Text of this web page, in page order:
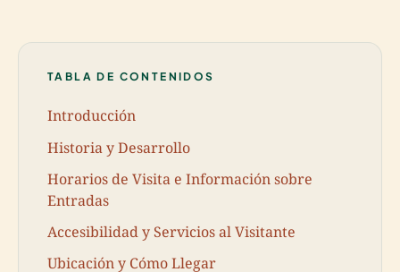
TABLA DE CONTENIDOS
Introducción
Historia y Desarrollo
Horarios de Visita e Información sobre
Entradas
Accesibilidad y Servicios al Visitante
Ubicación y Cómo Llegar